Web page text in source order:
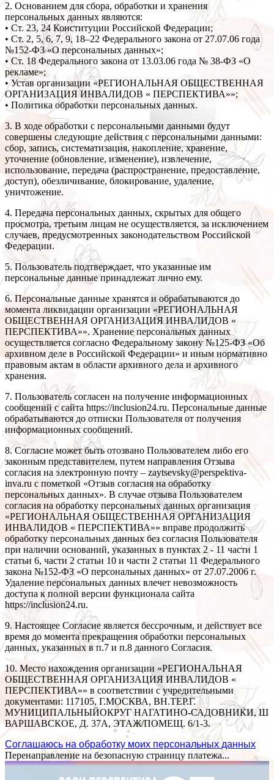
2. Основанием для сбора, обработки и хранения
персональных данных являются:
• Ст. 23, 24 Конституции Российской Федерации;
• Ст. 2, 5, 6, 7, 9, 18–22 Федерального закона от 27.07.06 года
№152-ФЗ «О персональных данных»;
• Ст. 18 Федерального закона от 13.03.06 года № 38-ФЗ «О
рекламе»;
• Устав организации «РЕГИОНАЛЬНАЯ ОБЩЕСТВЕННАЯ
ОРГАНИЗАЦИЯ ИНВАЛИДОВ « ПЕРСПЕКТИВА»»;
• Политика обработки персональных данных.
3. В ходе обработки с персональными данными будут
совершены следующие действия с персональными данными:
сбор, запись, систематизация, накопление, хранение,
уточнение (обновление, изменение), извлечение,
использование, передача (распространение, предоставление,
доступ), обезличивание, блокирование, удаление,
уничтожение.
4. Передача персональных данных, скрытых для общего
просмотра, третьим лицам не осуществляется, за исключением
случаев, предусмотренных законодательством Российской
Федерации.
5. Пользователь подтверждает, что указанные им
персональные данные принадлежат лично ему.
6. Персональные данные хранятся и обрабатываются до
момента ликвидации организации «РЕГИОНАЛЬНАЯ
ОБЩЕСТВЕННАЯ ОРГАНИЗАЦИЯ ИНВАЛИДОВ «
ПЕРСПЕКТИВА»». Хранение персональных данных
осуществляется согласно Федеральному закону №125-ФЗ «Об
архивном деле в Российской Федерации» и иным нормативно
правовым актам в области архивного дела и архивного
хранения.
7. Пользователь согласен на получение информационных
сообщений с сайта https://inclusion24.ru. Персональные данные
обрабатываются до отписки Пользователя от получения
информационных сообщений.
8. Согласие может быть отозвано Пользователем либо его
законным представителем, путем направления Отзыва
согласия на электронную почту – zaytsevsky@perspektiva-
inva.ru с пометкой «Отзыв согласия на обработку
персональных данных». В случае отзыва Пользователем
согласия на обработку персональных данных организация
«РЕГИОНАЛЬНАЯ ОБЩЕСТВЕННАЯ ОРГАНИЗАЦИЯ
ИНВАЛИДОВ « ПЕРСПЕКТИВА»» вправе продолжить
обработку персональных данных без согласия Пользователя
при наличии оснований, указанных в пунктах 2 - 11 части 1
статьи 6, части 2 статьи 10 и части 2 статьи 11 Федерального
закона №152-ФЗ «О персональных данных» от 27.07.2006 г.
Удаление персональных данных влечет невозможность
доступа к полной версии функционала сайта
https://inclusion24.ru.
9. Настоящее Согласие является бессрочным, и действует все
время до момента прекращения обработки персональных
данных, указанных в п.7 и п.8 данного Согласия.
10. Место нахождения организации «РЕГИОНАЛЬНАЯ
ОБЩЕСТВЕННАЯ ОРГАНИЗАЦИЯ ИНВАЛИДОВ «
ПЕРСПЕКТИВА»» в соответствии с учредительными
документами: 117105, Г.МОСКВА, ВН.ТЕР.Г.
МУНИЦИПАЛЬНЫЙОКРУГ НАГАТИНО-САДОВНИКИ, Ш
ВАРШАВСКОЕ, Д. 37А, ЭТАЖ/ПОМЕЩ. 6/1-3.
Соглашаюсь на обработку моих персональных данных
Перенаправление на безопасную страницу платежа...